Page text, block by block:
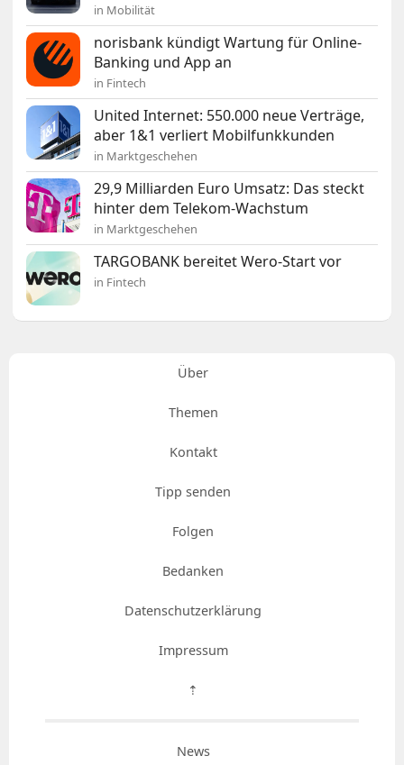
in Mobilität
norisbank kündigt Wartung für Online-
Banking und App an
in Fintech
United Internet: 550.000 neue Verträge,
aber 1&1 verliert Mobilfunkkunden
in Marktgeschehen
29,9 Milliarden Euro Umsatz: Das steckt
hinter dem Telekom-Wachstum
in Marktgeschehen
TARGOBANK bereitet Wero-Start vor
in Fintech
Über
Themen
Kontakt
Tipp senden
Folgen
Bedanken
Datenschutzerklärung
Impressum
⇡
News